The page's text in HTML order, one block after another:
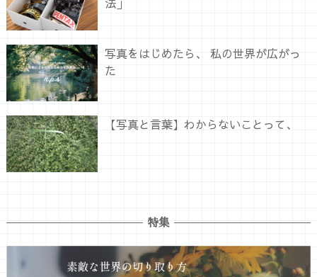
法」
写真をはじめたら、 私の世界が広がっ
た
【写真と言葉】わからないことって、
特集